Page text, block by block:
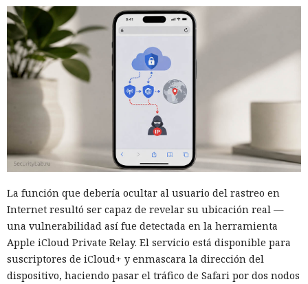
La función que debería ocultar al usuario del rastreo en
Internet resultó ser capaz de revelar su ubicación real —
una vulnerabilidad así fue detectada en la herramienta
Apple iCloud Private Relay. El servicio está disponible para
suscriptores de iCloud+ y enmascara la dirección del
dispositivo, haciendo pasar el tráfico de Safari por dos nodos